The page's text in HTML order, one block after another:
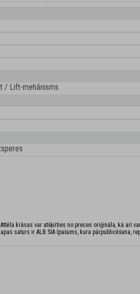
/ Lift-mehānisms
krāsas var atšķirties no preces oriģināla, kā arī
saturs ir ALB SIA īpašums, kura pārpublicēšana,